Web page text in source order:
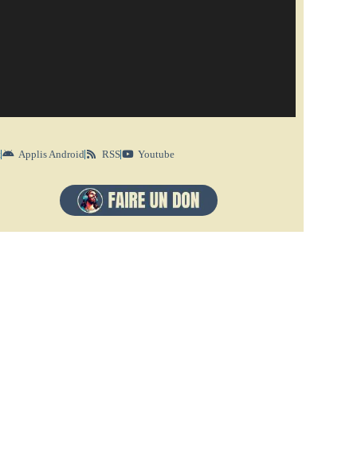
Applis Android RSS Youtube